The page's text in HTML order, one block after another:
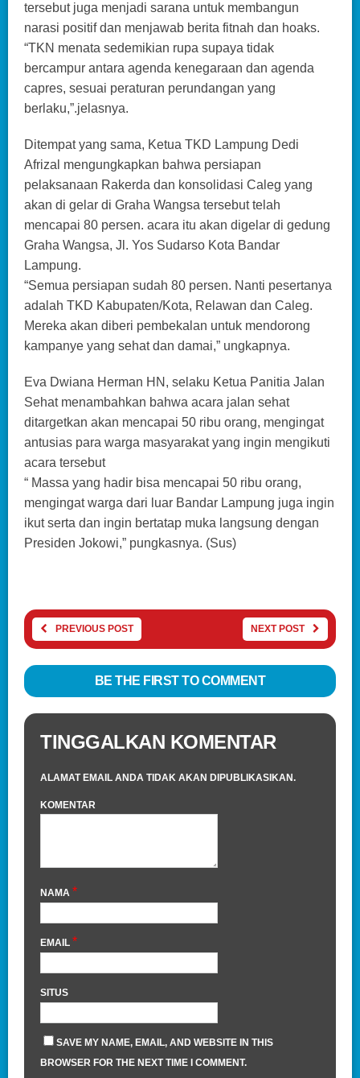
tersebut juga menjadi sarana untuk membangun
narasi positif dan menjawab berita fitnah dan hoaks.
“TKN menata sedemikian rupa supaya tidak
bercampur antara agenda kenegaraan dan agenda
capres, sesuai peraturan perundangan yang
berlaku,”.jelasnya.
Ditempat yang sama, Ketua TKD Lampung Dedi
Afrizal mengungkapkan bahwa persiapan
pelaksanaan Rakerda dan konsolidasi Caleg yang
akan di gelar di Graha Wangsa tersebut telah
mencapai 80 persen. acara itu akan digelar di gedung
Graha Wangsa, Jl. Yos Sudarso Kota Bandar
Lampung.
“Semua persiapan sudah 80 persen. Nanti pesertanya
adalah TKD Kabupaten/Kota, Relawan dan Caleg.
Mereka akan diberi pembekalan untuk mendorong
kampanye yang sehat dan damai,” ungkapnya.
Eva Dwiana Herman HN, selaku Ketua Panitia Jalan
Sehat menambahkan bahwa acara jalan sehat
ditargetkan akan mencapai 50 ribu orang, mengingat
antusias para warga masyarakat yang ingin mengikuti
acara tersebut
“ Massa yang hadir bisa mencapai 50 ribu orang,
mengingat warga dari luar Bandar Lampung juga ingin
ikut serta dan ingin bertatap muka langsung dengan
Presiden Jokowi,” pungkasnya. (Sus)
PREVIOUS POST NEXT POST
BE THE FIRST TO COMMENT
TINGGALKAN KOMENTAR
ALAMAT EMAIL ANDA TIDAK AKAN DIPUBLIKASIKAN.
KOMENTAR
NAMA *
EMAIL *
SITUS
SAVE MY NAME, EMAIL, AND WEBSITE IN THIS
BROWSER FOR THE NEXT TIME I COMMENT.